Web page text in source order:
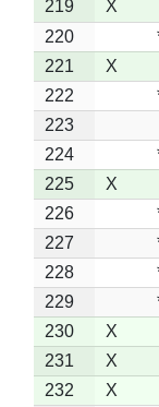
219
X
220
221
X
222
223
224
225
X
226
227
228
229
230
X
231
X
232
X